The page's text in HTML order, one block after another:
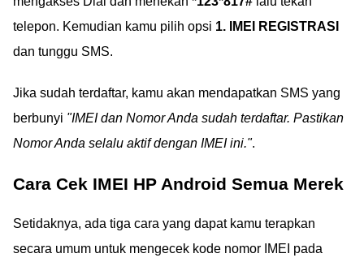
telepon. Kemudian kamu pilih opsi 1. IMEI REGISTRASI
dan tunggu SMS.
Jika sudah terdaftar, kamu akan mendapatkan SMS yang
berbunyi "IMEI dan Nomor Anda sudah terdaftar. Pastikan
Nomor Anda selalu aktif dengan IMEI ini.".
Cara Cek IMEI HP Android Semua Merek
Setidaknya, ada tiga cara yang dapat kamu terapkan
secara umum untuk mengecek kode nomor IMEI pada